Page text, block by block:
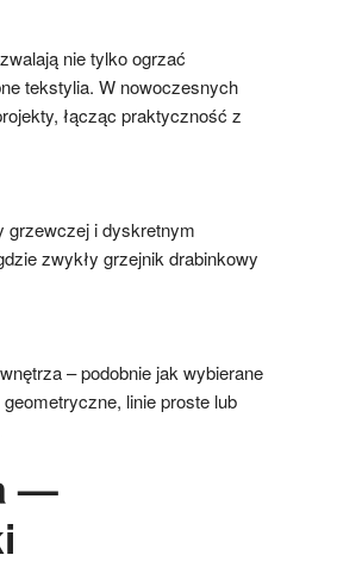
nie tylko ogrzać
tekstylia. W nowoczesnych
łącząc praktyczność z
grzewczej i dyskretnym
zwykły grzejnik drabinkowy
– podobnie jak wybierane
linie proste lub
—